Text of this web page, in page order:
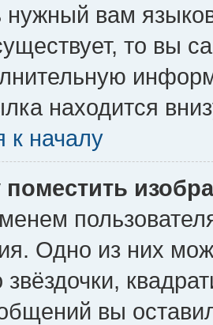
нужный вам
то вы
находится
к началу
поместить
Одно из них
вы